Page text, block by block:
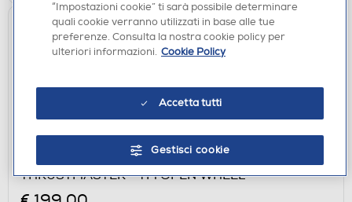
ACCESSORI HOME ENTERTAINMENT
THRUSTMASTER - TM OPEN WHEEL
“Impostazioni cookie” ti sarà possibile determinare
quali cookie verranno utilizzati in base alle tue
preferenze. Consulta la nostra cookie policy per
ulteriori informazioni. Cookie Policy
Accetta tutti
Gestisci cookie